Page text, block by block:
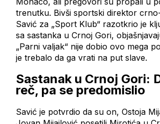
trenutku. Bivši sportski direktor
Savić za „Sport Klub“ razotkrio je
sa sastanka u Crnoj Gori,
„Parni valjak“ nije dobio ovo mega
je trebalo da ga vrati na put slave.
Sastanak u Crnoj Gori:
reč, pa se predomislio
Savić je potvrdio da su on, Ostoja